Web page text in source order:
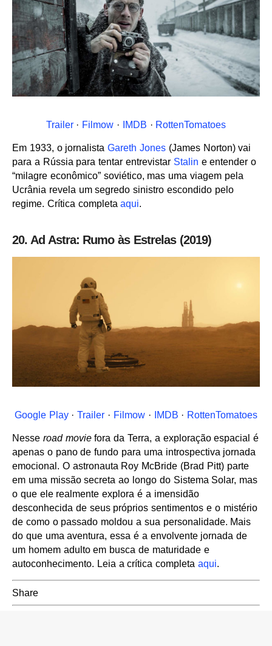
Trailer· Filmow · IMDB · RottenTomatoes
Em 1933, o jornalistaGareth Jones (James Norton) vai
para a Rússia para tentar entrevistar Stalin e entender o
“milagre econômico” soviético, mas uma viagem pela
Ucrânia revela um segredo sinistro escondido pelo
regime. Crítica completaaqui.
20. Ad Astra: Rumo às Estrelas (2019)
Google Play·Trailer · Filmow· IMDB · RottenTomatoes
Nesse road moviefora da Terra, a exploração espacial é
apenas o pano de fundo para uma introspectiva jornada
emocional. O astronauta Roy McBride (Brad Pitt) parte
em uma missão secreta ao longo do Sistema Solar, mas
o que ele realmente explora é a imensidão
desconhecida de seus próprios sentimentos e o mistério
de como o passado moldou a sua personalidade. Mais
do que uma aventura, essa é a envolvente jornada de
um homem adulto em busca de maturidade e
autoconhecimento. Leia a crítica completa aqui.
Share